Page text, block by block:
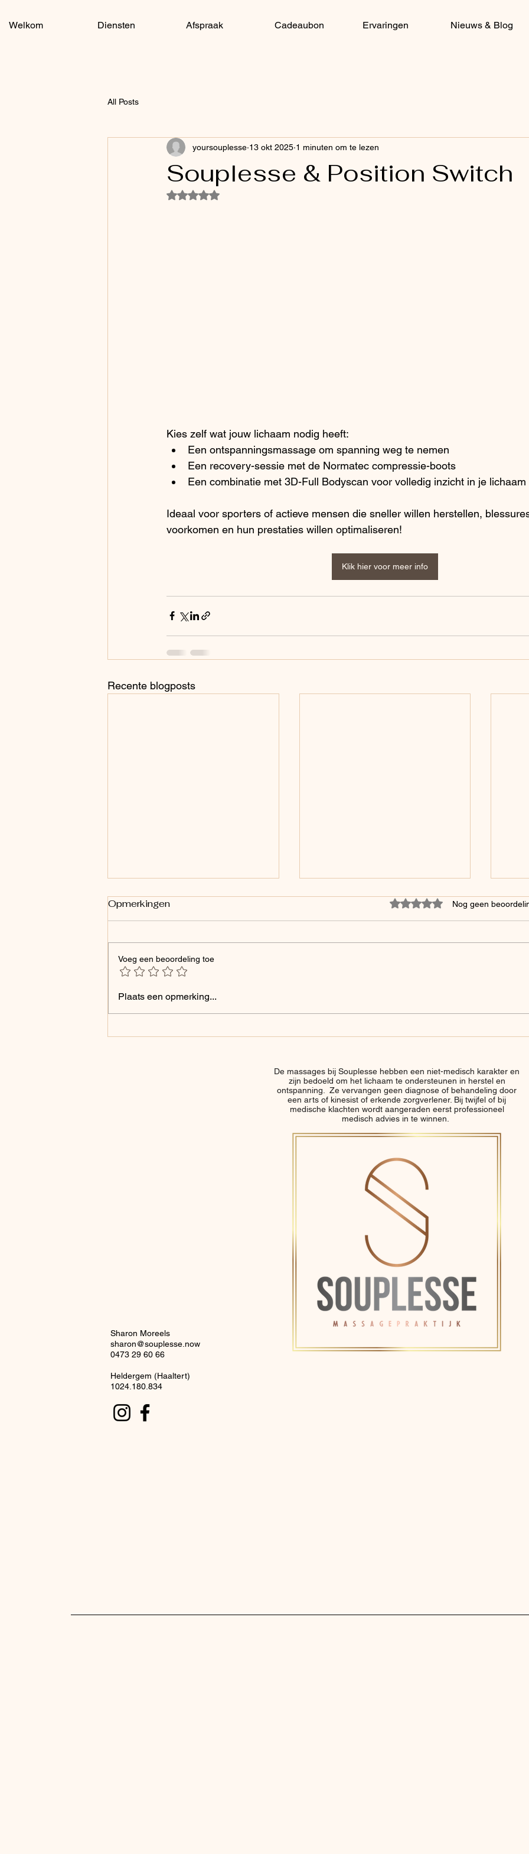
Welkom Diensten Afspraak Cadeaubon Ervaringen Nieuws & Blog
All Posts
Souplesse & Position Switch
yoursouplesse 13 okt 2025 1 minuten om te lezen
Beoordeeld met NaN uit 5 sterren.
Kies zelf wat jouw lichaam nodig heeft:
Een ontspanningsmassage om spanning weg te nemen
Een recovery-sessie met de Normatec compressie-boots
Een combinatie met 3D-Full Bodyscan voor volledig inzicht in je lichaam
Ideaal voor sporters of actieve mensen die sneller willen herstellen,
voorkomen en hun prestaties willen optimaliseren!
Klik hier voor meer info
Recente blogposts
Wegwijzer
Opmerkingen Beoordeeld met 0 uit 5
Nog geen
Voeg een beoordeling toe
Plaats een opmerking...
De massages bij Souplesse hebben een niet-medisch karakter en
zijn bedoeld om het lichaam te ondersteunen in herstel en
ontspanning. Ze vervangen geen diagnose of behandeling door
een arts of kinesist of erkende zorgverlener. Bij twijfel of bij
medische klachten wordt aangeraden eerst professioneel
medisch advies in te winnen.
Sharon Moreels
sharon@souplesse.now
​​​0473 29 60 66
Heldergem (Haaltert)
1024.180.834